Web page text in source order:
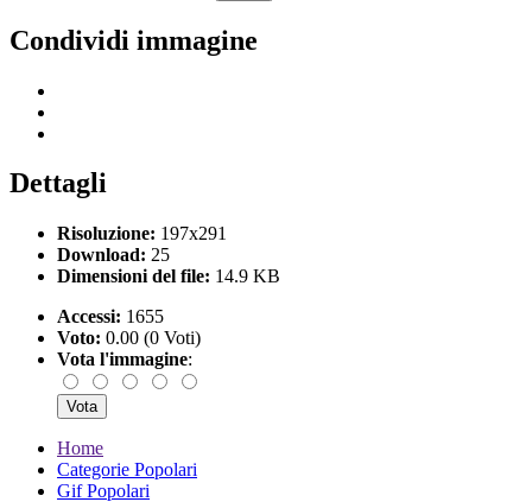
Condividi immagine
Dettagli
Risoluzione: 197x291
Download: 25
Dimensioni del file: 14.9 KB
Accessi: 1655
Voto: 0.00 (0 Voti)
Vota l'immagine:
Home
Categorie Popolari
Gif Popolari